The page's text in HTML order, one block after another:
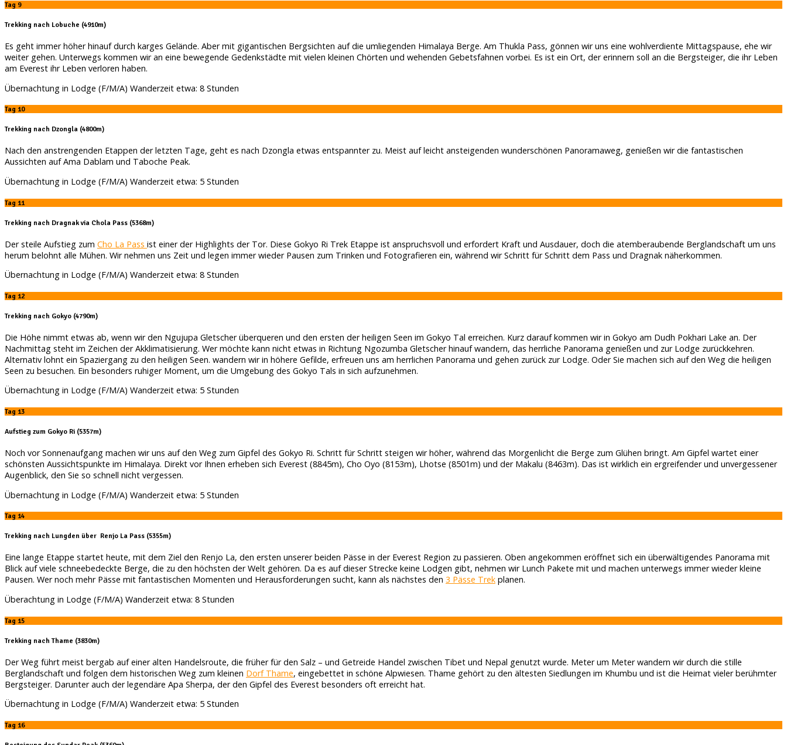
Tag 9
Trekking nach Lobuche (4910m)
Es geht immer höher hinauf durch karges Gelände. Aber mit gigantischen Bergsichten auf die umliegenden Himalaya Berge. Am Thukla Pass, gönnen wir uns eine wohlverdiente Mittagspause, ehe wir
weiter gehen. Unterwegs kommen wir an eine bewegende Gedenkstädte mit vielen kleinen Chörten und wehenden Gebetsfahnen vorbei. Es ist ein Ort, der erinnern soll an die Bergsteiger, die ihr Leben
am Everest ihr Leben verloren haben.
Übernachtung in Lodge (F/M/A) Wanderzeit etwa: 8 Stunden
Tag 10
Trekking nach Dzongla (4800m)
Nach den anstrengenden Etappen der letzten Tage, geht es nach Dzongla etwas entspannter zu. Meist auf leicht ansteigenden wunderschönen Panoramaweg, genießen wir die fantastischen
Aussichten auf Ama Dablam und Taboche Peak.
Übernachtung in Lodge (F/M/A) Wanderzeit etwa: 5 Stunden
Tag 11
Trekking nach Dragnak via Chola Pass (5368m)
Der steile Aufstieg zum Cho La Pass ist einer der Highlights der Tor. Diese Gokyo Ri Trek Etappe ist anspruchsvoll und erfordert Kraft und Ausdauer, doch die atemberaubende Berglandschaft um uns
herum belohnt alle Mühen. Wir nehmen uns Zeit und legen immer wieder Pausen zum Trinken und Fotografieren ein, während wir Schritt für Schritt dem Pass und Dragnak näherkommen.
Übernachtung in Lodge (F/M/A) Wanderzeit etwa: 8 Stunden
Tag 12
Trekking nach Gokyo (4790m)
Die Höhe nimmt etwas ab, wenn wir den Ngujupa Gletscher überqueren und den ersten der heiligen Seen im Gokyo Tal erreichen. Kurz darauf kommen wir in Gokyo am Dudh Pokhari Lake an. Der
Nachmittag steht im Zeichen der Akklimatisierung. Wer möchte kann nicht etwas in Richtung Ngozumba Gletscher hinauf wandern, das herrliche Panorama genießen und zur Lodge zurückkehren.
Alternativ lohnt ein Spaziergang zu den heiligen Seen. wandern wir in höhere Gefilde, erfreuen uns am herrlichen Panorama und gehen zurück zur Lodge. Oder Sie machen sich auf den Weg die heiligen
Seen zu besuchen. Ein besonders ruhiger Moment, um die Umgebung des Gokyo Tals in sich aufzunehmen.
Übernachtung in Lodge (F/M/A) Wanderzeit etwa: 5 Stunden
Tag 13
Aufstieg zum Gokyo Ri (5357m)
Noch vor Sonnenaufgang machen wir uns auf den Weg zum Gipfel des Gokyo Ri. Schritt für Schritt steigen wir höher, während das Morgenlicht die Berge zum Glühen bringt. Am Gipfel wartet einer
schönsten Aussichtspunkte im Himalaya. Direkt vor Ihnen erheben sich Everest (8845m), Cho Oyo (8153m), Lhotse (8501m) und der Makalu (8463m). Das ist wirklich ein ergreifender und unvergessener
Augenblick, den Sie so schnell nicht vergessen.
Übernachtung in Lodge (F/M/A) Wanderzeit etwa: 5 Stunden
Tag 14
Trekking nach Lungden über Renjo La Pass (5355m)
Eine lange Etappe startet heute, mit dem Ziel den Renjo La, den ersten unserer beiden Pässe in der Everest Region zu passieren. Oben angekommen eröffnet sich ein überwältigendes Panorama mit
Blick auf viele schneebedeckte Berge, die zu den höchsten der Welt gehören. Da es auf dieser Strecke keine Lodgen gibt, nehmen wir Lunch Pakete mit und machen unterwegs immer wieder kleine
Pausen. Wer noch mehr Pässe mit fantastischen Momenten und Herausforderungen sucht, kann als nächstes den 3 Pässe Trek planen.
Überachtung in Lodge (F/M/A) Wanderzeit etwa: 8 Stunden
Tag 15
Trekking nach Thame (3830m)
Der Weg führt meist bergab auf einer alten Handelsroute, die früher für den Salz – und Getreide Handel zwischen Tibet und Nepal genutzt wurde. Meter um Meter wandern wir durch die stille
Berglandschaft und folgen dem historischen Weg zum kleinen Dorf Thame, eingebettet in schöne Alpwiesen. Thame gehört zu den ältesten Siedlungen im Khumbu und ist die Heimat vieler berühmter
Bergsteiger. Darunter auch der legendäre Apa Sherpa, der den Gipfel des Everest besonders oft erreicht hat.
Übernachtung in Lodge (F/M/A) Wanderzeit etwa: 5 Stunden
Tag 16